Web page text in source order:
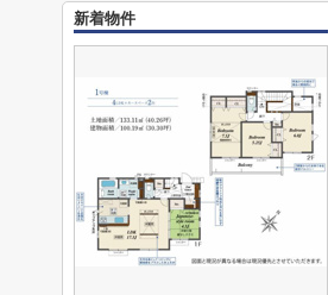
新着物件